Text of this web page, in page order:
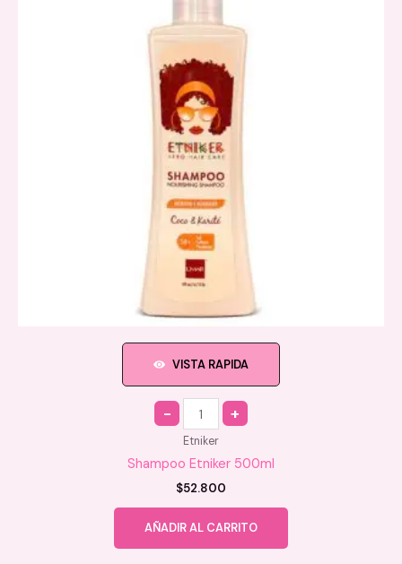
VISTA RAPIDA
Quantity
Etniker
Shampoo Etniker 500ml
$52.800
AÑADIR AL CARRITO